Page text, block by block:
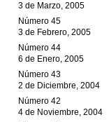
3 de Marzo, 2005
Número 45
3 de Febrero, 2005
Número 44
6 de Enero, 2005
Número 43
2 de Diciembre, 2004
Número 42
4 de Noviembre, 2004